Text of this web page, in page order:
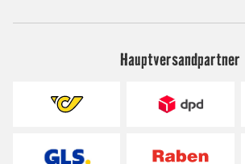
Hauptversandpartner